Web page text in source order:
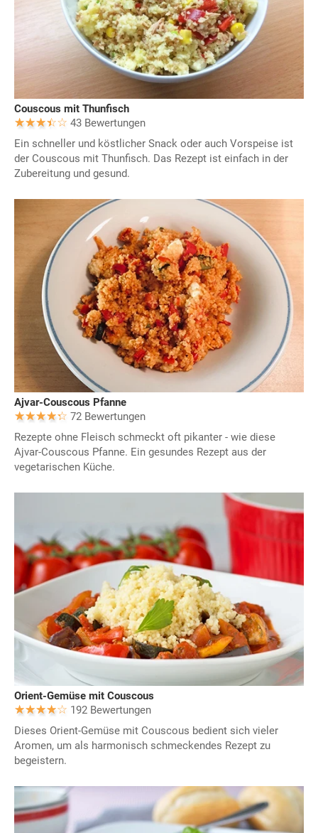
Couscous mit Thunfisch
43 Bewertungen
Ein schneller und köstlicher Snack oder auch Vorspeise ist
der Couscous mit Thunfisch. Das Rezept ist einfach in der
Zubereitung und gesund.
Ajvar-Couscous Pfanne
72 Bewertungen
Rezepte ohne Fleisch schmeckt oft pikanter - wie diese
Ajvar-Couscous Pfanne. Ein gesundes Rezept aus der
vegetarischen Küche.
Orient-Gemüse mit Couscous
192 Bewertungen
Dieses Orient-Gemüse mit Couscous bedient sich vieler
Aromen, um als harmonisch schmeckendes Rezept zu
begeistern.